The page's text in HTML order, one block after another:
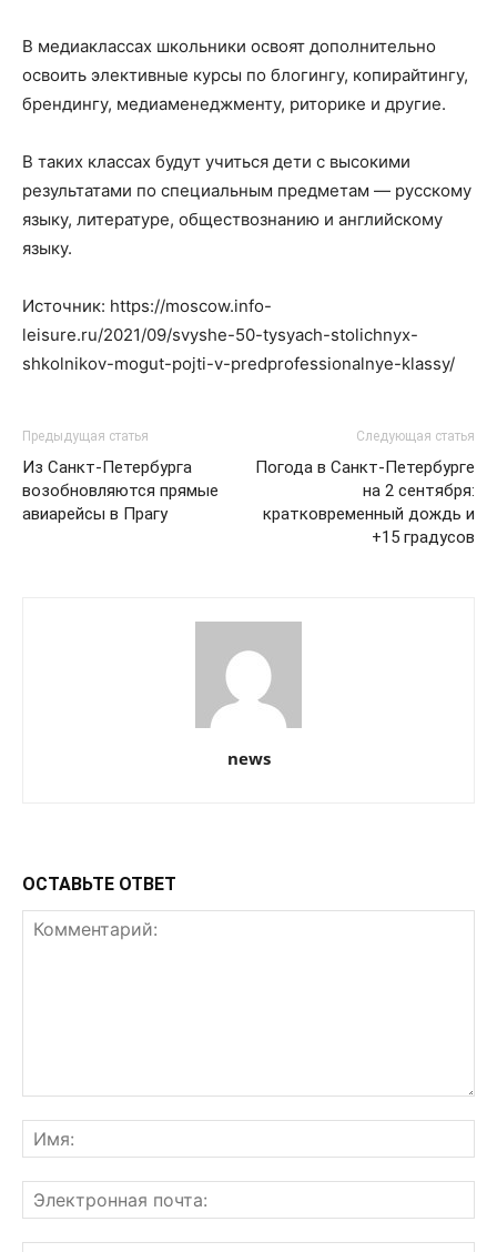
В медиаклассах школьники освоят дополнительно
освоить элективные курсы по блогингу, копирайтингу,
брендингу, медиаменеджменту, риторике и другие.
В таких классах будут учиться дети с высокими
результатами по специальным предметам — русскому
языку, литературе, обществознанию и английскому
языку.
Источник: https://moscow.info-
leisure.ru/2021/09/svyshe-50-tysyach-stolichnyx-
shkolnikov-mogut-pojti-v-predprofessionalnye-klassy/
Предыдущая статья
Из Санкт-Петербурга
возобновляются прямые
авиарейсы в Прагу
Следующая статья
Погода в Санкт-Петербурге
на 2 сентября:
кратковременный дождь и
+15 градусов
news
ОСТАВЬТЕ ОТВЕТ